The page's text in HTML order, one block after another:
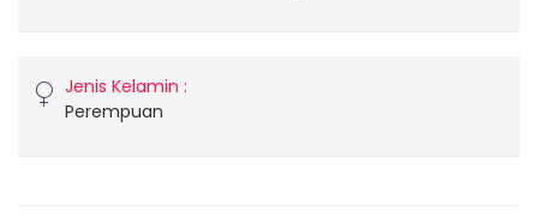
Jenis Kelamin :
Perempuan